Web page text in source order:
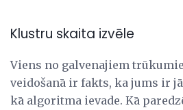
Klustru skaita izvēle
Viens no galvenajiem
veidošanā ir fakts, ka jums ir
kā algoritma ievade. Kā